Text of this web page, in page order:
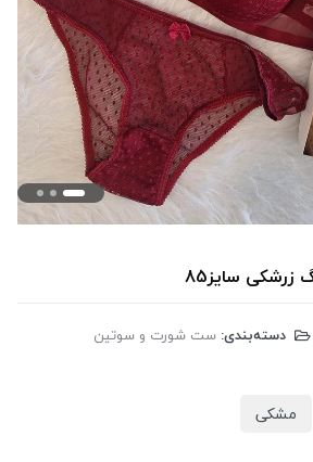
سایز85
دسته‌بندی: ست شورت و سوتین
مشکی